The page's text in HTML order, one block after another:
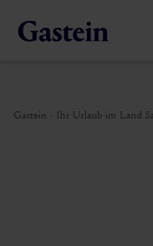
Gastein - Ihr Urlaub im Land